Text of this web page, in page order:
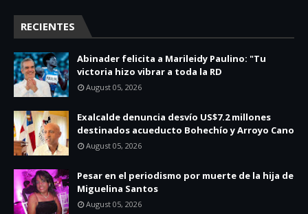
RECIENTES
Abinader felicita a Marileidy Paulino: "Tu
victoria hizo vibrar a toda la RD
August 05, 2026
Exalcalde denuncia desvío US$7.2 millones
destinados acueducto Bohechío y Arroyo Cano
August 05, 2026
Pesar en el periodismo por muerte de la hija de
Miguelina Santos
August 05, 2026